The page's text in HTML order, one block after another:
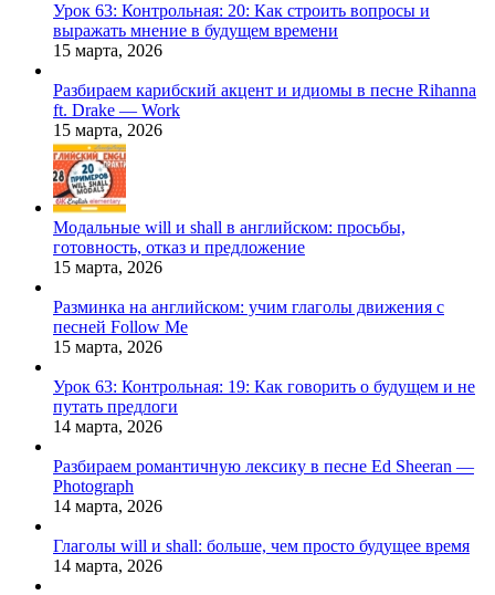
Урок 63: Контрольная: 20: Как строить вопросы и
выражать мнение в будущем времени
15 марта, 2026
Разбираем карибский акцент и идиомы в песне Rihanna
ft. Drake — Work
15 марта, 2026
Модальные will и shall в английском: просьбы,
готовность, отказ и предложение
15 марта, 2026
Разминка на английском: учим глаголы движения с
песней Follow Me
15 марта, 2026
Урок 63: Контрольная: 19: Как говорить о будущем и не
путать предлоги
14 марта, 2026
Разбираем романтичную лексику в песне Ed Sheeran —
Photograph
14 марта, 2026
Глаголы will и shall: больше, чем просто будущее время
14 марта, 2026